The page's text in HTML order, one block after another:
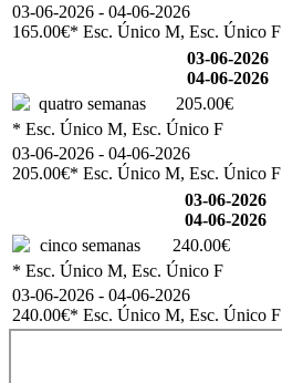
03-06-2026 - 04-06-2026
165.00€* Esc. Único M, Esc. Único F
03-06-2026
04-06-2026
quatro semanas
205.00€
* Esc. Único M, Esc. Único F
03-06-2026 - 04-06-2026
205.00€* Esc. Único M, Esc. Único F
03-06-2026
04-06-2026
cinco semanas
240.00€
* Esc. Único M, Esc. Único F
03-06-2026 - 04-06-2026
240.00€* Esc. Único M, Esc. Único F